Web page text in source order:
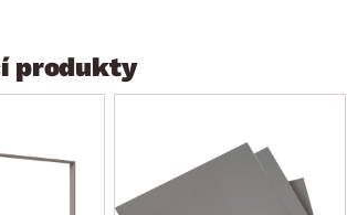
boční pojezdy, umístění v komfortní
prádla nebo doplňků jako např. pásky,
prostoru: 4 x vnitřní blok
produkty